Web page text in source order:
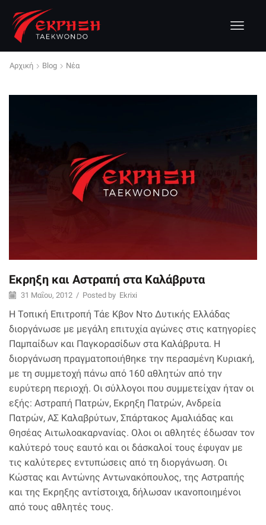
Αρχική Blog Νέα
Εκρηξη και Αστραπή στα Καλάβρυτα
31 Μαΐου, 2012 / Posted by Ekrixi
Η Τοπική Επιτροπή Τάε Κβον Ντο Δυτικής Ελλάδας
διοργάνωσε με μεγάλη επιτυχία αγώνες στις κατηγορίες
Παμπαίδων και Παγκορασίδων στα Καλάβρυτα. Η
διοργάνωση πραγματοποιήθηκε την περασμένη Κυριακή,
με τη συμμετοχή πάνω από 160 αθλητών από την
ευρύτερη περιοχή. Οι σύλλογοι που συμμετείχαν ήταν οι
εξής: Αστραπή Πατρών, Εκρηξη Πατρών, Ανδρεία
Πατρών, ΑΣ Καλαβρύτων, Σπάρτακος Αμαλιάδας και
Θησέας Αιτωλοακαρνανίας. Ολοι οι αθλητές έδωσαν τον
καλύτερό τους εαυτό και οι δάσκαλοί τους έφυγαν με
τις καλύτερες εντυπώσεις από τη διοργάνωση. Οι
Κώστας και Αντώνης Αντωνακόπουλος, της Αστραπής
και της Εκρηξης αντίστοιχα, δήλωσαν ικανοποιημένοι
από τους αθλητές τους.